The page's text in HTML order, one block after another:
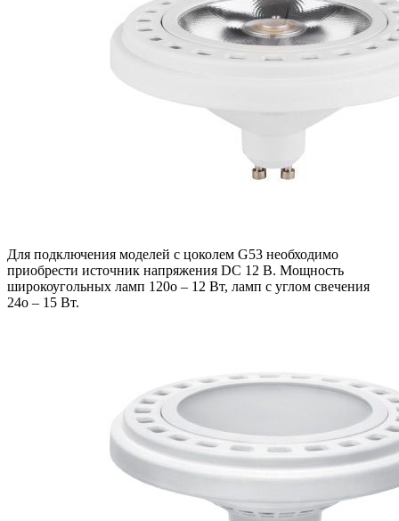
Для подключения моделей с цоколем G53 необходимо
приобрести источник напряжения DC 12 В. Мощность
широкоугольных ламп 120o – 12 Вт, ламп с углом свечения
24o – 15 Вт.